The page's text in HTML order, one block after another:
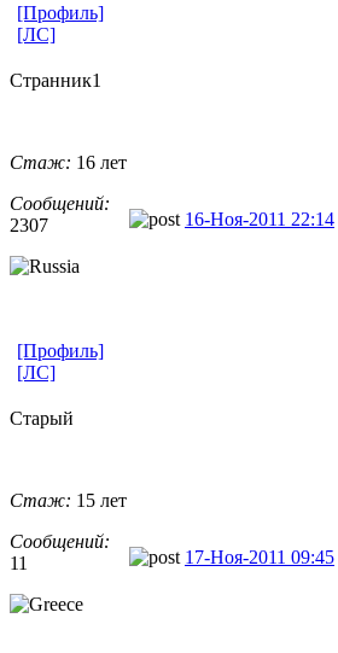
[Профиль]
[ЛС]
Странник1
Стаж: 16 лет
Сообщений:
2307
16-Ноя-2011 22:14
[Профиль]
[ЛС]
Cтарый
Стаж: 15 лет
Сообщений:
11
17-Ноя-2011 09:45